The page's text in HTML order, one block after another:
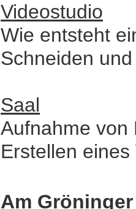
Videostudio
Wie entsteht
Schneiden
Saal
Aufnahme von
Erstellen eines
Am